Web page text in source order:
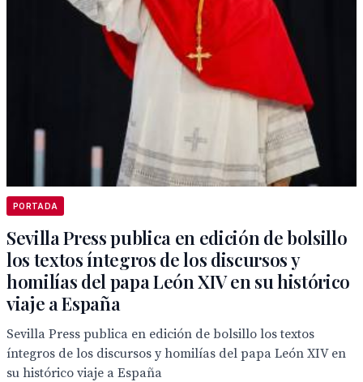
PORTADA
Sevilla Press publica en edición de bolsillo
los textos íntegros de los discursos y
homilías del papa León XIV en su histórico
viaje a España
Sevilla Press publica en edición de bolsillo los textos
íntegros de los discursos y homilías del papa León XIV en
su histórico viaje a España